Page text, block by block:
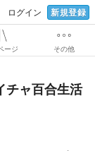
ログイン 新規登録
ージ その他
チャ百合生活